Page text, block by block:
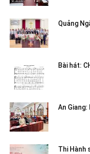
Quảng
Bài hát:
An Giang:
Thi Hành